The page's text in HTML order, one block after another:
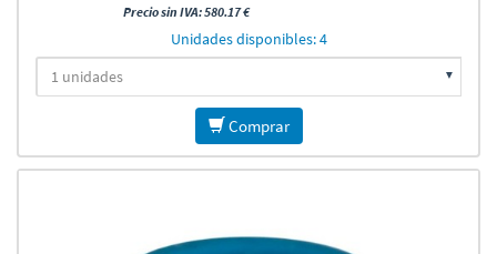
Precio sin IVA: 580.17 €
Unidades disponibles: 4
Comprar